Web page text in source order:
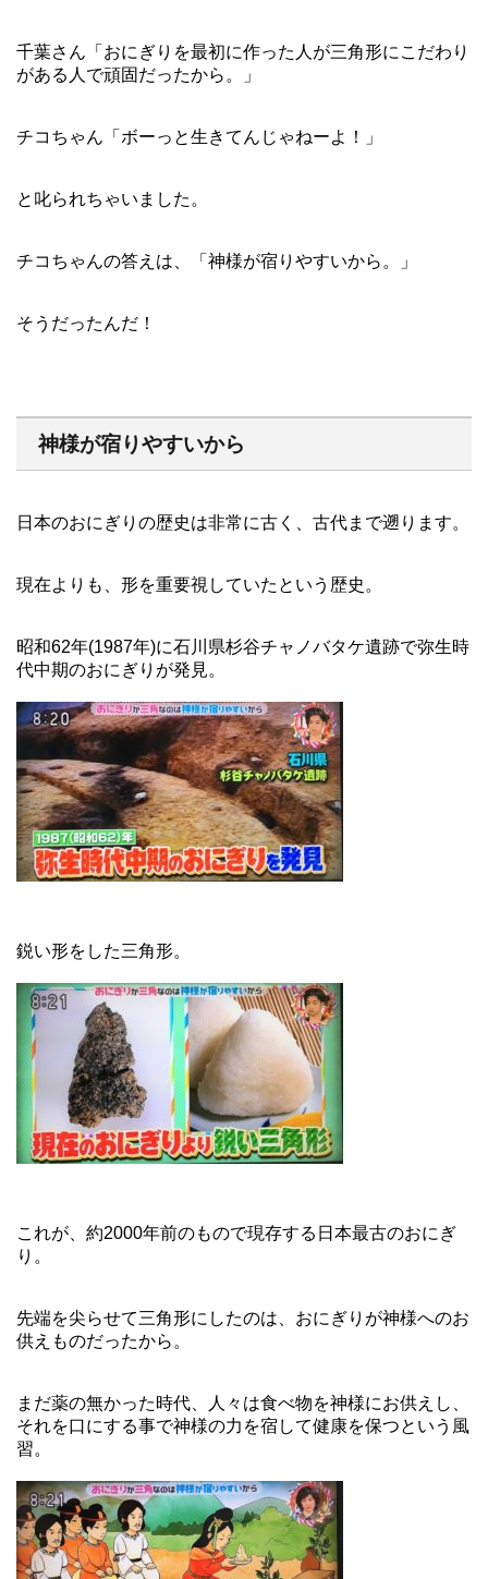
千葉さん「おにぎりを最初に作った人が三角形にこだわり
がある人で頑固だったから。」
チコちゃん「ボーっと生きてんじゃねーよ！」
と叱られちゃいました。
チコちゃんの答えは、「神様が宿りやすいから。」
そうだったんだ！
神様が宿りやすいから
日本のおにぎりの歴史は非常に古く、古代まで遡ります。
現在よりも、形を重要視していたという歴史。
昭和62年(1987年)に石川県杉谷チャノバタケ遺跡で弥生時
代中期のおにぎりが発見。
鋭い形をした三角形。
これが、約2000年前のもので現存する日本最古のおにぎ
り。
先端を尖らせて三角形にしたのは、おにぎりが神様へのお
供えものだったから。
まだ薬の無かった時代、人々は食べ物を神様にお供えし、
それを口にする事で神様の力を宿して健康を保つという風
習。